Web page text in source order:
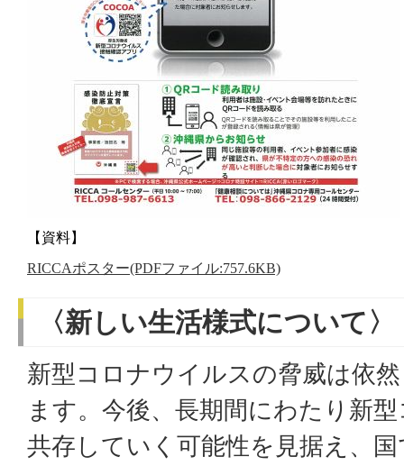
【資料】
RICCAポスター(PDFファイル:757.6KB)
〈新しい生活様式について〉
新型コロナウイルスの脅威は依
ます。今後、長期間にわたり新
共存していく可能性を見据え、